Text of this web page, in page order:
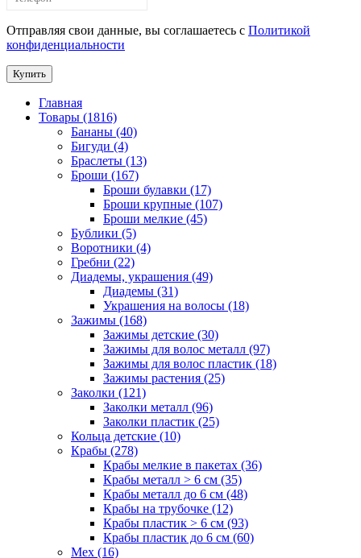
Отправляя свои данные, вы соглашаетесь с Политикой
конфиденциальности
Купить
Главная
Товары (1816)
Бананы (40)
Бигуди (4)
Браслеты (13)
Броши (167)
Броши булавки (17)
Броши крупные (107)
Броши мелкие (45)
Бублики (5)
Воротники (4)
Гребни (22)
Диадемы, украшения (49)
Диадемы (31)
Украшения на волосы (18)
Зажимы (168)
Зажимы детские (30)
Зажимы для волос металл (97)
Зажимы для волос пластик (18)
Зажимы растения (25)
Заколки (121)
Заколки металл (96)
Заколки пластик (25)
Кольца детские (10)
Крабы (278)
Крабы мелкие в пакетах (36)
Крабы металл > 6 см (35)
Крабы металл до 6 см (48)
Крабы на трубочке (12)
Крабы пластик > 6 см (93)
Крабы пластик до 6 см (60)
Мех (16)